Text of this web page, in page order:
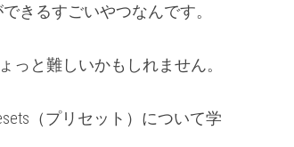
きるすごいやつなんです。
っと難しいかもしれません。
（プリセット）について学